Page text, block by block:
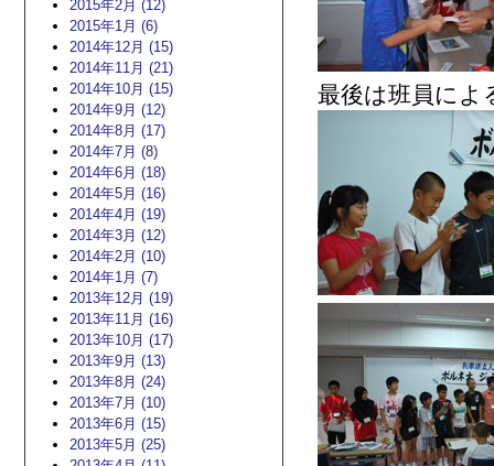
2015年2月 (12)
2015年1月 (6)
2014年12月 (15)
2014年11月 (21)
2014年10月 (15)
2014年9月 (12)
2014年8月 (17)
2014年7月 (8)
2014年6月 (18)
2014年5月 (16)
2014年4月 (19)
2014年3月 (12)
2014年2月 (10)
2014年1月 (7)
2013年12月 (19)
2013年11月 (16)
2013年10月 (17)
2013年9月 (13)
2013年8月 (24)
2013年7月 (10)
2013年6月 (15)
2013年5月 (25)
最後は班員によ